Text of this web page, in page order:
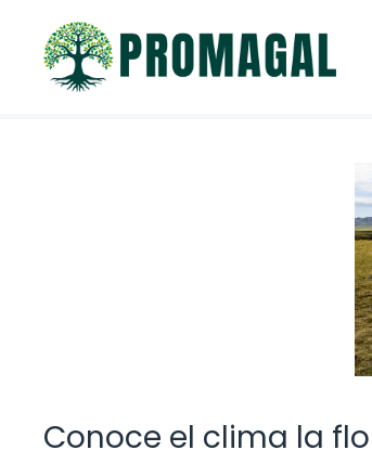
contenido
Conoce el clima la